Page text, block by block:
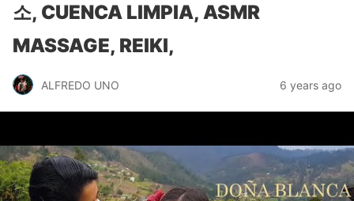
소, CUENCA LIMPIA, ASMR
MASSAGE, REIKI,
ALFREDO UNO 6 years ago